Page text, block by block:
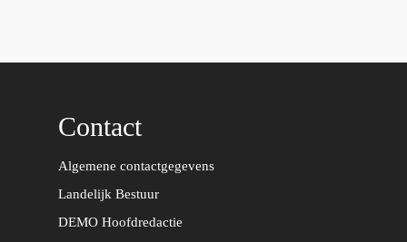
a
Contact
Algemene contactgegevens
Landelijk Bestuur
DEMO Hoofdredactie